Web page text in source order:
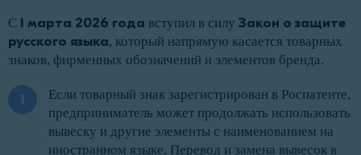
С 1 марта 2026 года вступил в силу Закон о защите
русского языка, который напрямую касается товарных
знаков, фирменных обозначений и элементов бренда.
Если товарный знак зарегистрирован в Роспатенте,
предприниматель может продолжать использовать
вывеску и другие элементы с наименованием на
иностранном языке. Перевод и замена вывесок в